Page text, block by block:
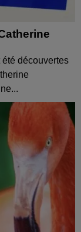
découvertes